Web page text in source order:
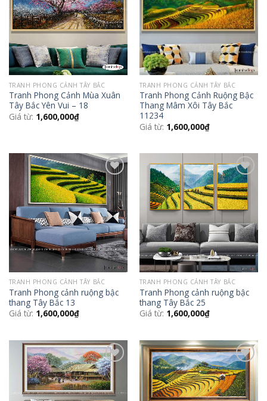
TRANH PHONG CẢNH TÂY BẮC
Tranh Phong Cảnh Mùa Xuân
Tây Bắc Yên Vui – 18
Giá từ: 1,600,000₫
TRANH PHONG CẢNH TÂY BẮC
Tranh Phong Cảnh Ruộng Bậc
Thang Mâm Xôi Tây Bắc
11234
Giá từ: 1,600,000₫
Add to
Wishlist
TRANH PHONG CẢNH TÂY BẮC
Tranh Phong cảnh ruộng bậc
thang Tây Bắc 13
Giá từ: 1,600,000₫
Add to
Wishlist
TRANH PHONG CẢNH TÂY BẮC
Tranh Phong cảnh ruộng bậc
thang Tây Bắc 25
Giá từ: 1,600,000₫
Add to
Wishlist
Add to
Wishlist